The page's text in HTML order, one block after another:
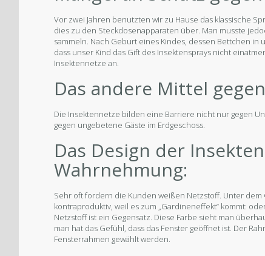
Vor zwei Jahren benutzten wir zu Hause das klassische
dies zu den Steckdosenapparaten über. Man musste
sammeln. Nach Geburt eines Kindes, dessen Bettchen in
dass unser Kind das Gift des Insektensprays nicht
Insektennetze an.
Das andere Mittel
Die Insektennetze bilden eine Barriere nicht nur gegen
gegen ungebetene Gäste im Erdgeschoss.
Das Design der
Wahrnehmung:
Sehr oft fordern die Kunden weißen Netzstoff. Unter
kontraproduktiv, weil es zum „Gardineneffekt“ kommt:
Netzstoff ist ein Gegensatz. Diese Farbe sieht man
man hat das Gefühl, dass das Fenster geöffnet ist. Der
Fensterrahmen gewählt werden.